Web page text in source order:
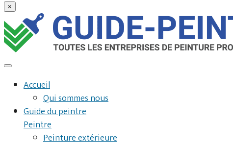
×
Accueil
Qui sommes nous
Guide du peintre
Peintre
Peinture extérieure